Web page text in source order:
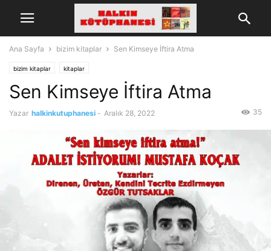
Ana Sayfa bizim kitaplar Sen Kimseye İftira Atma
bizim kitaplar kitaplar
Sen Kimseye İftira Atma
Yazar halkinkutuphanesi - Aralık 28, 2022 35